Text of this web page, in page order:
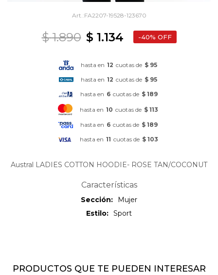
FA2207-19528-123670
$ 1.134
$ 1.890 40
hasta en 12 cuotas de $ 95
hasta en 12 cuotas de $ 95
hasta en 6 cuotas de $ 189
hasta en 10 cuotas de $ 113
hasta en 6 cuotas de $ 189
hasta en 11 cuotas de $ 103
Austral LADIES COTTON HOODIE- ROSE TAN/COCONUT
Características
Sección
Mujer
Estilo
Sport
PRODUCTOS QUE TE PUEDEN INTERESAR